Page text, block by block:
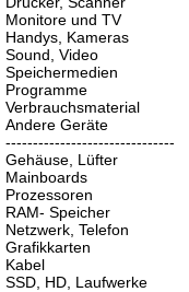
Monitore und TV
Handys, Kameras
Sound, Video
Speichermedien
Programme
Verbrauchsmaterial
Andere Geräte
-------------------------------
Gehäuse, Lüfter
Mainboards
Prozessoren
RAM- Speicher
Netzwerk, Telefon
Grafikkarten
Kabel
SSD, HD, Laufwerke